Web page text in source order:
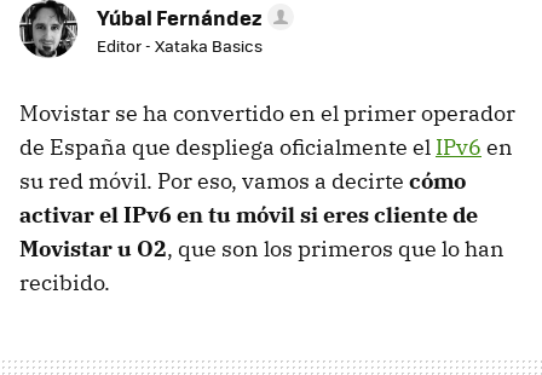
Yúbal Fernández
Editor - Xataka Basics
Movistar se ha convertido en el primer operador
de España que despliega oficialmente el IPv6 en
su red móvil. Por eso, vamos a decirte cómo
activar el IPv6 en tu móvil si eres cliente de
Movistar u O2, que son los primeros que lo han
recibido.